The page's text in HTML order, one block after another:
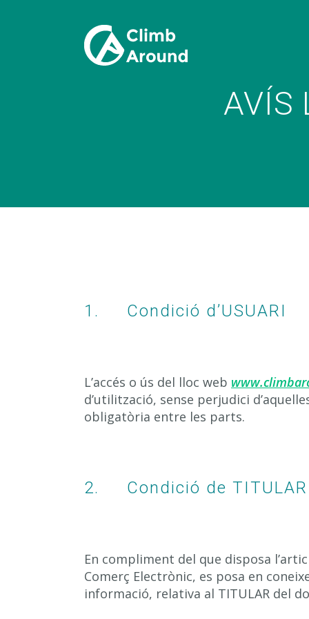
AVÍS
1. Condició d’USUARI
L’accés o ús del lloc web
d’utilització, sense perjudici
obligatòria entre les parts.
2. Condició de TITULAR
En compliment del que disposa
Comerç Electrònic, es posa en
informació, relativa al TITULAR del